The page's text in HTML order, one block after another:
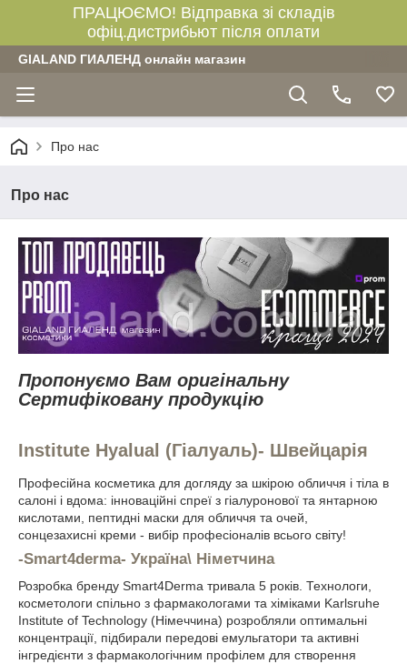
ПРАЦЮЄМО! Відправка зі складів
офіц.дистрибьют після оплати
GIALAND ГИАЛЕНД онлайн магазин
Про нас
Про нас
Пропонуємо Вам оригінальну
Сертифіковану продукцію
Institute Hyalual (Гіалуаль)- Швейцарія
Професійна косметика для догляду за шкірою обличчя і тіла в
салоні і вдома: інноваційні спреї з гіалуронової та янтарною
кислотами, пептидні маски для обличчя та очей,
сонцезахисні креми - вибір професіоналів всього світу!
-Smart4derma- Україна\ Німетчина
Розробка бренду Smart4Derma тривала 5 років. Технологи,
косметологи спільно з фармакологами та хіміками Karlsruhe
Institute of Technology (Німеччина) розробляли оптимальні
концентрації, підбирали передові емульгатори та активні
інгредієнти з фармакологічним профілем для створення